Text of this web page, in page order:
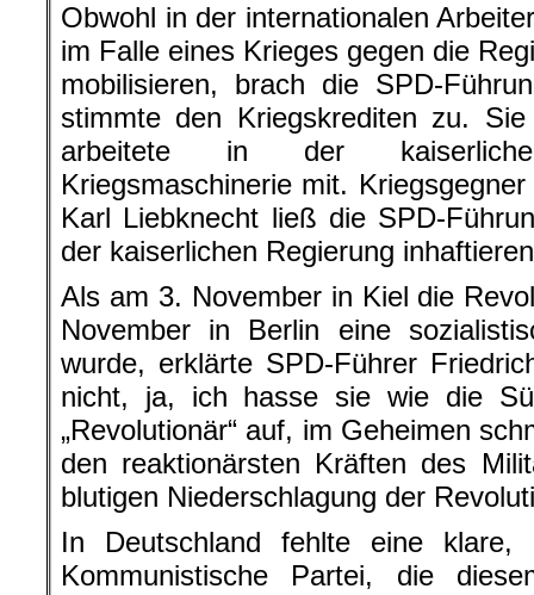
Obwohl in der internationalen
im Falle eines Krieges gegen die
mobilisieren, brach die SPD-
stimmte den Kriegskrediten zu.
arbeitete in der
Kriegsmaschinerie mit.
Karl Liebknecht ließ die SPD-
der kaiserlichen Regierung
Als am 3. November in Kiel die
November in Berlin eine
wurde, erklärte SPD-Führer
nicht, ja, ich hasse sie wie die
„Revolutionär“ auf, im Geheimen
den reaktionärsten Kräften des
blutigen Niederschlagung der
In Deutschland fehlte eine klare,
Kommunistische Partei, die